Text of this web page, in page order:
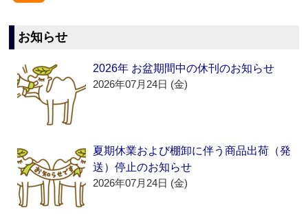
お知らせ
2026年 お盆期間中の休刊のお知らせ
2026年07月24日 (金)
夏期休業および棚卸に伴う商品出荷（発
送）停止のお知らせ
2026年07月24日 (金)